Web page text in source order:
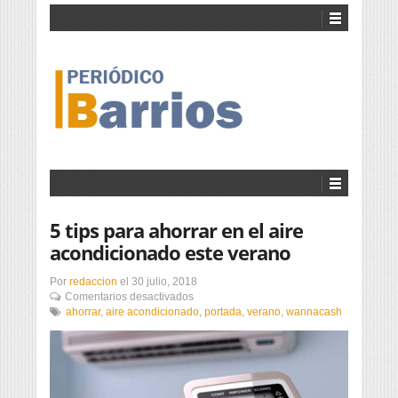
5 tips para ahorrar en el aire
acondicionado este verano
Por redaccion el 30 julio, 2018
Comentarios desactivadosen
5
para
ahorrar
el
ahorrar, aire acondicionado, portada, verano, wannacash